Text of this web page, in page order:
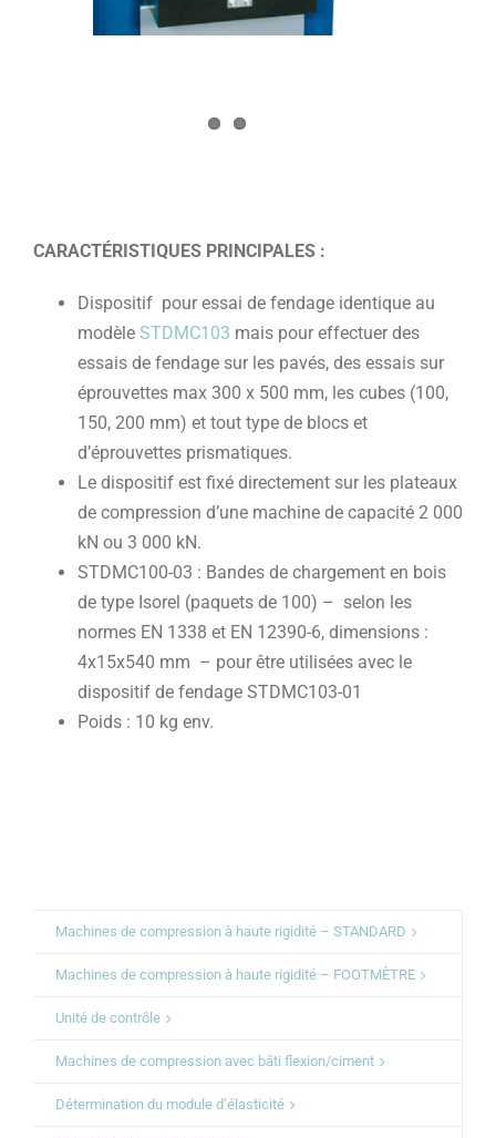
CARACTÉRISTIQUES PRINCIPALES :
Dispositif pour essai de fendage identique au
modèle STDMC103 mais pour effectuer des
essais de fendage sur les pavés, des essais sur
éprouvettes max 300 x 500 mm, les cubes (100,
150, 200 mm) et tout type de blocs et
d’éprouvettes prismatiques.
Le dispositif est fixé directement sur les plateaux
de compression d’une machine de capacité 2 000
kN ou 3 000 kN.
STDMC100-03 : Bandes de chargement en bois
de type Isorel (paquets de 100) – selon les
normes EN 1338 et EN 12390-6, dimensions :
4x15x540 mm – pour être utilisées avec le
dispositif de fendage STDMC103-01
Poids : 10 kg env.
Machines de compression à haute rigidité – STANDARD
Machines de compression à haute rigidité – FOOTMÈTRE
Unité de contrôle
Machines de compression avec bâti flexion/ciment
Détermination du module d’élasticité